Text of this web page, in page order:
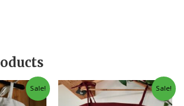
Sale! Sale!